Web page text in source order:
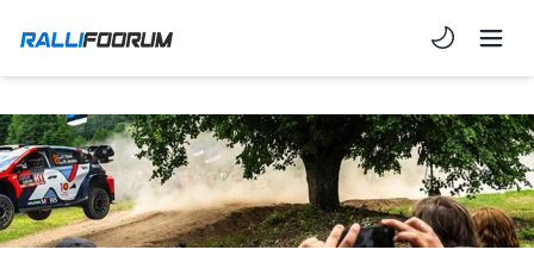
Light/Dark